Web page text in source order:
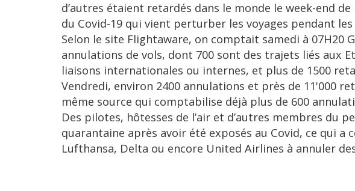
d’autres étaient retardés dans le monde le week-end
du Covid-19 qui vient perturber les voyages pendant
Selon le site Flightaware, on comptait samedi à 07H20
annulations de vols, dont 700 sont des trajets liés aux
liaisons internationales ou internes, et plus de 1500
Vendredi, environ 2400 annulations et près de 11'000
même source qui comptabilise déjà plus de 600
Des pilotes, hôtesses de l’air et d’autres membres du
quarantaine après avoir été exposés au Covid, ce qui a
Lufthansa, Delta ou encore United Airlines à annuler